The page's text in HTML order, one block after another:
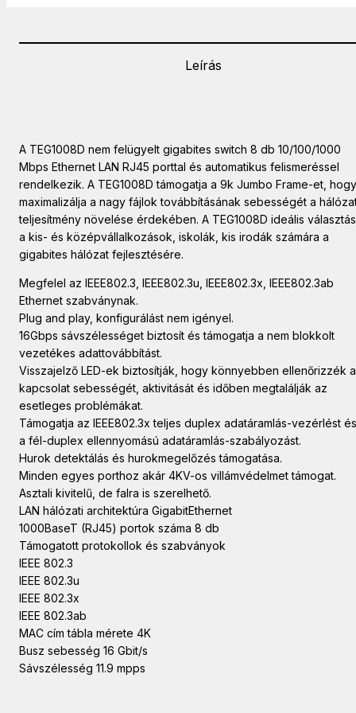
Leírás
A TEG1008D nem felügyelt gigabites switch 8 db 10/100/1000
Mbps Ethernet LAN RJ45 porttal és automatikus felismeréssel
rendelkezik. A TEG1008D támogatja a 9k Jumbo Frame-et, hogy
maximalizálja a nagy fájlok továbbításának sebességét a
teljesítmény növelése érdekében. A TEG1008D ideális választás
a kis- és középvállalkozások, iskolák, kis irodák számára a
gigabites hálózat fejlesztésére.
Megfelel az IEEE802.3, IEEE802.3u, IEEE802.3x, IEEE802.3ab
Ethernet szabványnak.
Plug and play, konfigurálást nem igényel.
16Gbps sávszélességet biztosít és támogatja a nem blokkolt
vezetékes adattovábbítást.
Visszajelző LED-ek biztosítják, hogy könnyebben ellenőrizzék a
kapcsolat sebességét, aktivitását és időben megtalálják az
esetleges problémákat.
Támogatja az IEEE802.3x teljes duplex adatáramlás-vezérlést és
a fél-duplex ellennyomású adatáramlás-szabályozást.
Hurok detektálás és hurokmegelőzés támogatása.
Minden egyes porthoz akár 4KV-os villámvédelmet támogat.
Asztali kivitelű, de falra is szerelhető.
LAN hálózati architektúra GigabitEthernet
1000BaseT (RJ45) portok száma 8 db
Támogatott protokollok és szabványok
IEEE 802.3
IEEE 802.3u
IEEE 802.3x
IEEE 802.3ab
MAC cím tábla mérete 4K
Busz sebesség 16 Gbit/s
Sávszélesség 11.9 mpps